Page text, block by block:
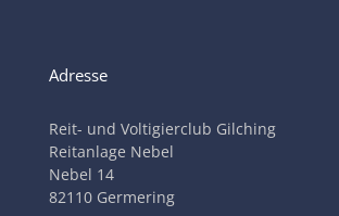
Adresse
Reit- und Voltigierclub Gilching
Reitanlage Nebel
Nebel 14
82110 Germering